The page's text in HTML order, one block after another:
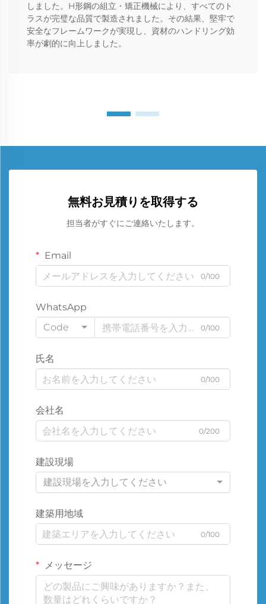
しました。H形鋼の組立・矯正機械により、すべてのト
ラスが完璧な品質で製造されました。その結果、堅牢で
安全なフレームワークが実現し、資材のハンドリング効
率が劇的に向上しました。
無料お見積りを取得する
担当者がすぐにご連絡いたします。
Email
0/100
WhatsApp
Code
0/100
氏名
0/100
会社名
0/200
建設現場
建設現場を入力してください
建築用地域
0/100
メッセージ